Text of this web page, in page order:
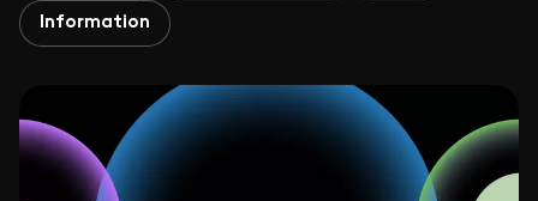
Information